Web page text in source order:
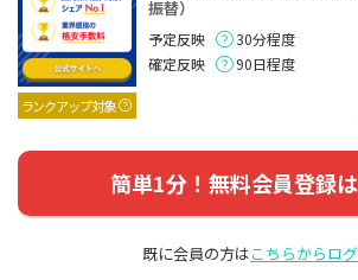
ランクアップ対象
振替）
予定反映
30分程度
確定反映
90日程度
簡単1分！無料会員登録
既に会員の方はこちらからロ